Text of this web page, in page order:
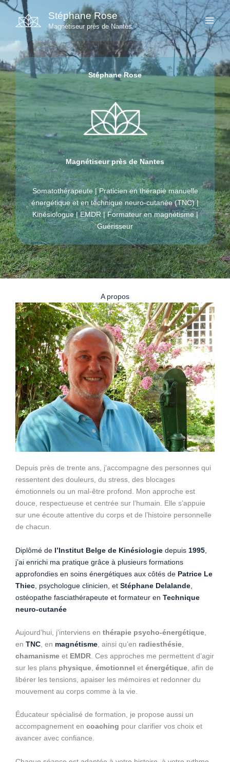
Aller
contenu
Stéphane Rose
Magnétiseur près de Nantes
Stéphane Rose
Magnétiseur près de Nantes
Somatothérapeute | Praticien en thérapie manuelle
énergétique et en technique neuro-cutanée (TNC) |
Kinésiologue | EMDR | Formateur en magnétisme |
Guérisseur
A propos
Depuis près de trente ans, j’accompagne des personnes qui
ressentent des douleurs, du stress, des blocages
émotionnels ou un mal-être profond. Mon approche est
douce, respectueuse et centrée sur l’humain. Elle s’appuie
sur une écoute attentive du corps et de l’histoire personnelle
de chacun.
Diplômé de l’Institut Belge de Kinésiologie depuis 1995
j’ai enrichi ma pratique grâce à plusieurs formations
approfondies en soins énergétiques aux côtés de Patrice Le
Thiec , psychologue clinicien, et Stéphane Delalande
ostéopathe fasciathérapeute et formateur en Technique
neuro-cutanée
Aujourd’hui, j’interviens en thérapie psycho-énergétique
en TNC , en magnétisme , ainsi qu’en radiesthésie
chamanisme et EMDR . Ces approches me permettent d’agir
sur les plans physique émotionnel et énergétique , afin de
libérer les tensions, apaiser les mémoires et redonner du
mouvement au corps comme à la vie.
Éducateur spécialisé de formation, je propose aussi un
accompagnement en coaching pour clarifier vos choix et
avancer avec confiance.